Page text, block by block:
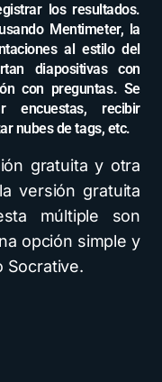
los resultados.
Mentimeter, la
al estilo del
diapositivas con
con preguntas. Se
encuestas, recibir
nubes de tags, etc.
gratuita y otra
versión gratuita
múltiple son
opción simple y
Socrative.